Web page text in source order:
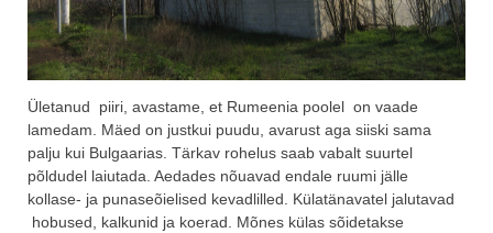
Ületanud piiri, avastame, et Rumeenia poolel on vaade
lamedam. Mäed on justkui puudu, avarust aga siiski sama
palju kui Bulgaarias. Tärkav rohelus saab vabalt suurtel
põldudel laiutada. Aedades nõuavad endale ruumi jälle
kollase- ja punaseõielised kevadlilled. Külatänavatel jalutavad
hobused, kalkunid ja koerad. Mõnes külas sõidetakse